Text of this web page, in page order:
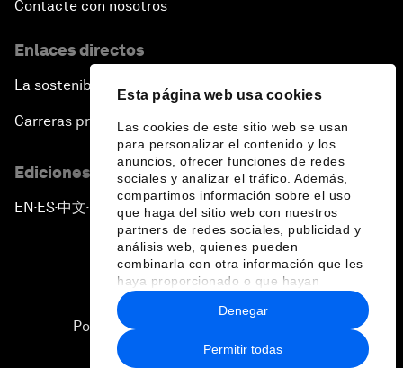
Esta página web usa cookies
Las cookies de este sitio web se usan
para personalizar el contenido y los
anuncios, ofrecer funciones de redes
sociales y analizar el tráfico. Además,
compartimos información sobre el uso
que haga del sitio web con nuestros
partners de redes sociales, publicidad y
análisis web, quienes pueden
combinarla con otra información que les
haya proporcionado o que hayan
recopilado a partir del uso que haya
hecho de sus servicios.
Permitir todas
Denegar
Contacte con nosotros
Enlaces directos
La sostenibilidad en el Foro
Carreras profesionales
Ediciones en otros idiomas
EN ▪ ES▪中文▪ 日本語
Política de privacidad y normas de uso